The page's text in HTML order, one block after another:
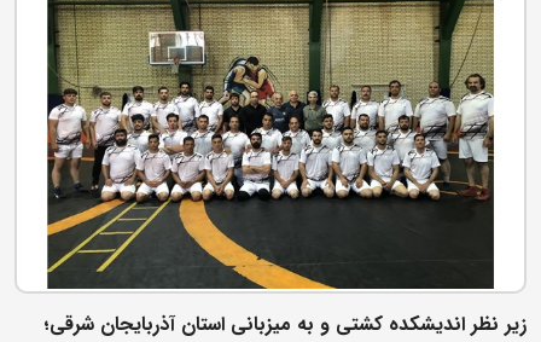
زیر نظر اندیشکده کشتی و به میزبانی استان آذربایجان شرقی؛